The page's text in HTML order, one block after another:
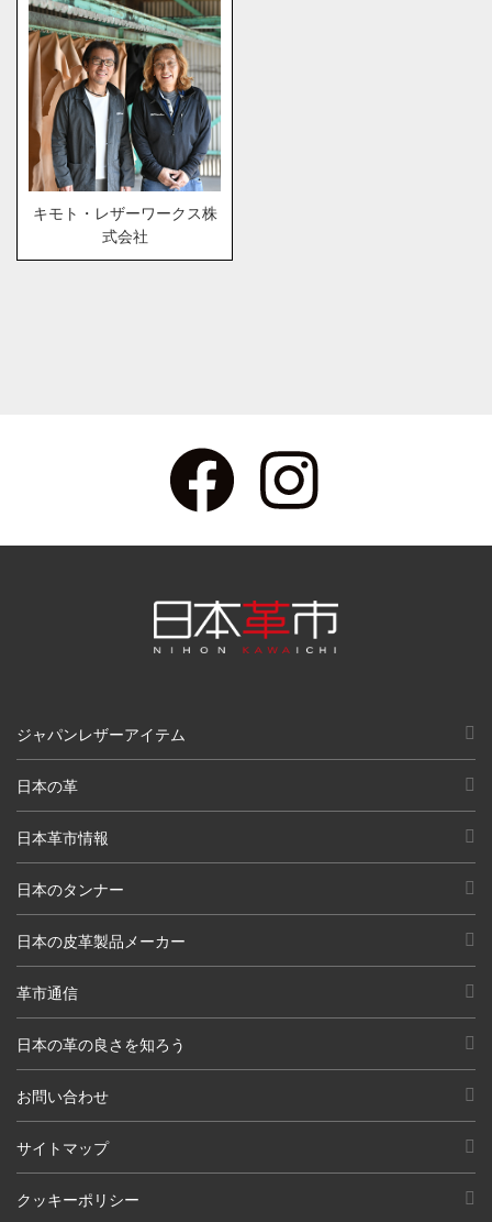
キモト・レザーワークス株
式会社
ジャパンレザーアイテム
日本の革
日本革市情報
日本のタンナー
日本の皮革製品メーカー
革市通信
日本の革の良さを知ろう
お問い合わせ
サイトマップ
クッキーポリシー